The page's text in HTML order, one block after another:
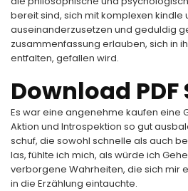
bereit sind, sich mit komplexen kindle
auseinanderzusetzen und geduldig
zusammenfassung erlauben, sich in
entfalten, gefallen wird.
Download PDF
Es war eine angenehme kaufen eine
Aktion und Introspektion so gut
schuf, die sowohl schnelle als auch
las, fühlte ich mich, als würde ich
verborgene Wahrheiten, die sich mir
in die Erzählung eintauchte.